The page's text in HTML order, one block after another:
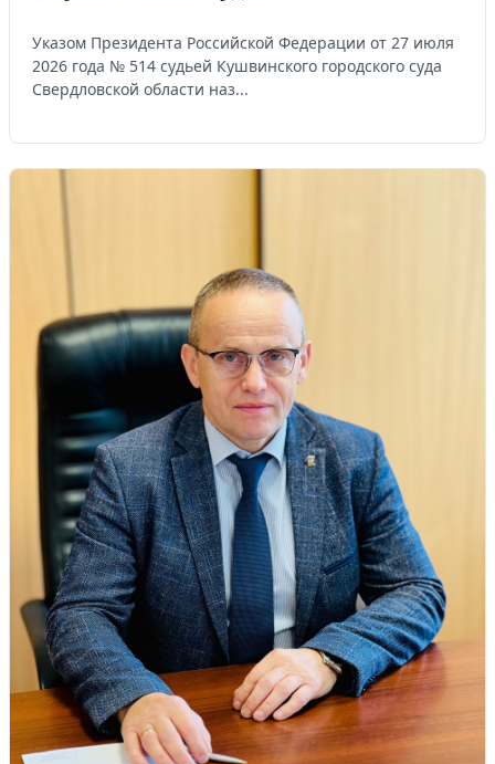
Указом Президента Российской Федерации от 27 июля
2026 года № 514 судьей Кушвинского городского суда
Свердловской области наз...